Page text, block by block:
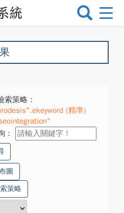
選
換
索策略：
(精準)
：
圖
策略